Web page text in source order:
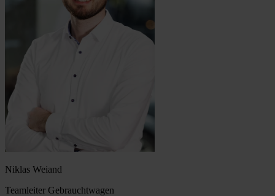
Niklas Weiand
Teamleiter Gebrauchtwagen